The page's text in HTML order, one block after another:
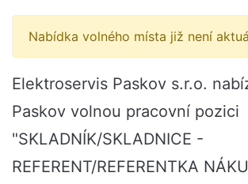
Nabídka volného místa již není
Elektroservis Paskov s.r.o.
Paskov volnou pracovní pozici
"SKLADNÍK/SKLADNICE -
REFERENT/REFERENTKA